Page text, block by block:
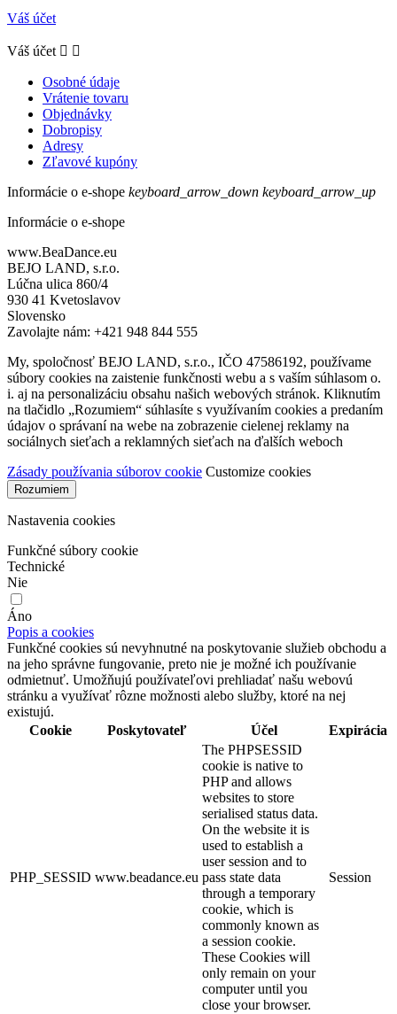
Váš účet
Váš účet  
Osobné údaje
Vrátenie tovaru
Objednávky
Dobropisy
Adresy
Zľavové kupóny
Informácie o e-shope keyboard_arrow_down keyboard_arrow_up
Informácie o e-shope
www.BeaDance.eu
BEJO LAND, s.r.o.
Lúčna ulica 860/4
930 41 Kvetoslavov
Slovensko
Zavolajte nám: +421 948 844 555
My, spoločnosť BEJO LAND, s.r.o., IČO 47586192, používame
súbory cookies na zaistenie funkčnosti webu a s vaším súhlasom o.
i. aj na personalizáciu obsahu našich webových stránok. Kliknutím
na tlačidlo „Rozumiem“ súhlasíte s využívaním cookies a predaním
údajov o správaní na webe na zobrazenie cielenej reklamy na
sociálnych sieťach a reklamných sieťach na ďalších weboch
Zásady používania súborov cookie Customize cookies
Rozumiem
Nastavenia cookies
Funkčné súbory cookie
Technické
Nie
Áno
Popis a cookies
Funkčné cookies sú nevyhnutné na poskytovanie služieb obchodu a
na jeho správne fungovanie, preto nie je možné ich používanie
odmietnuť. Umožňujú používateľovi prehliadať našu webovú
stránku a využívať rôzne možnosti alebo služby, ktoré na nej
existujú.
Cookie
Poskytovateľ Účel Expirácia
PHP_SESSID www.beadance.eu
The PHPSESSID
cookie is native to
PHP and allows
websites to store
serialised status data.
On the website it is
used to establish a
user session and to
pass state data
through a temporary
cookie, which is
commonly known as
a session cookie.
These Cookies will
only remain on your
computer until you
close your browser.
Session